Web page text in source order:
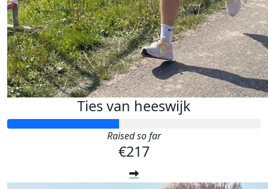
Ties van heeswijk
Raised so far
€217